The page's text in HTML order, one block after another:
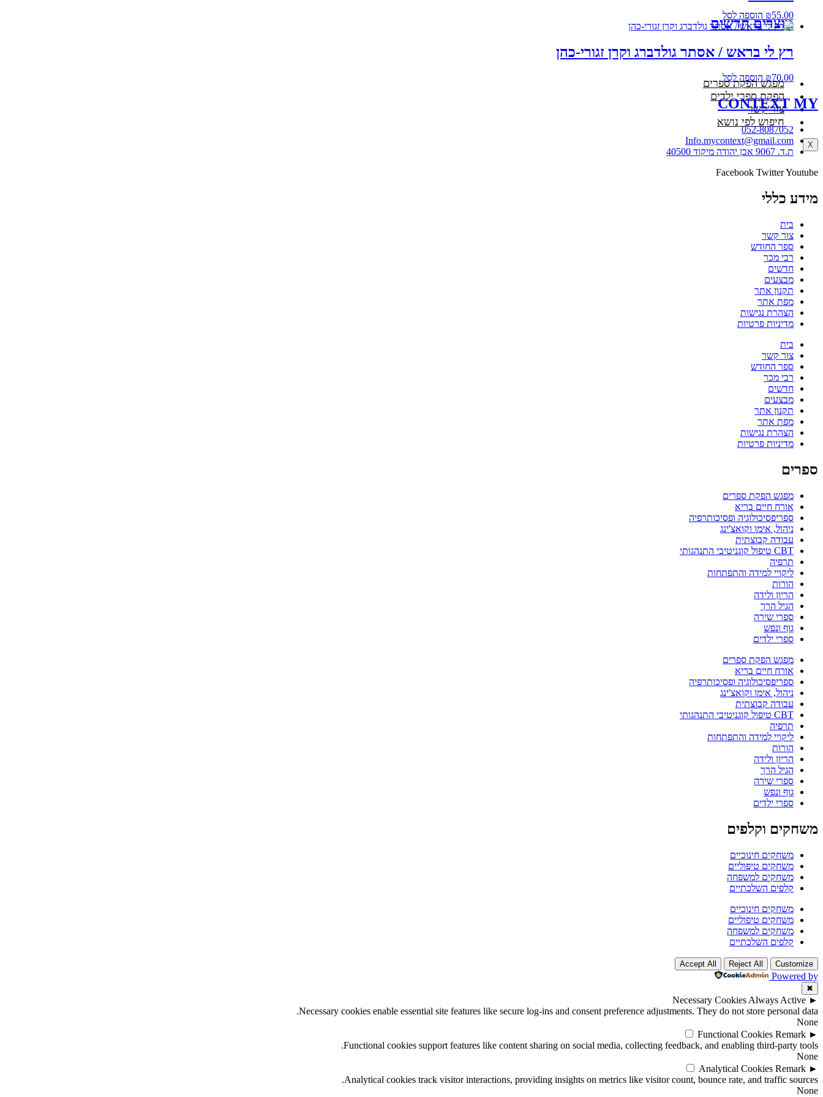
מוצרים חדשים
מפגש הפקת ספרים
הפקת ספרי ילדים
צור קשר
חיפוש לפי נושא
X
₪55.00 הוספה לסל
רץ לי בראש / אסתר גולדברג וקרן זגורי-כהן
₪70.00 הוספה לסל
CONTEXT MY
052-8087052
Info.mycontext@gmail.com
ת.ד. 9067 אבן יהודה מיקוד 40500
Facebook TwitterYoutube
מידע כללי
בית
צור קשר
ספר החודש
רבי מכר
חדשים
מבצעים
תקנון אתר
מפת אתר
הצהרת נגישות
מדיניות פרטיות
בית
צור קשר
ספר החודש
רבי מכר
חדשים
מבצעים
תקנון אתר
מפת אתר
הצהרת נגישות
מדיניות פרטיות
ספרים
מפגש הפקת ספרים
אורח חיים בריא
ספריפסיכולוגיה ופסיכותרפיה
ניהול, אימו וקואצ'ינג
עבודה קבוצתית
CBT טיפול קוגניטיבי התנהגותי
תרפיה
ליקויי למידה והתפתחות
הורות
הריון ולידה
הגיל הרך
ספרי שירה
גוף ונפש
ספרי ילדים
מפגש הפקת ספרים
אורח חיים בריא
ספריפסיכולוגיה ופסיכותרפיה
ניהול, אימו וקואצ'ינג
עבודה קבוצתית
CBT טיפול קוגניטיבי התנהגותי
תרפיה
ליקויי למידה והתפתחות
הורות
הריון ולידה
הגיל הרך
ספרי שירה
גוף ונפש
ספרי ילדים
משחקים וקלפים
משחקים חינוכיים
משחקים טיפוליים
משחקים למשפחה
קלפים השלכתיים
משחקים חינוכיים
משחקים טיפוליים
משחקים למשפחה
קלפים השלכתיים
Customize
Reject All
Accept All
Powered by
✖
►
Necessary Cookies Always Active
Necessary cookies enable essential site features like secure log-ins and consent preference adjustments. They do not store personal data.
None
►
Functional Cookies Remark
Functional cookies support features like content sharing on social media, collecting feedback, and enabling third-party tools.
None
►
Analytical Cookies Remark
Analytical cookies track visitor interactions, providing insights on metrics like visitor count, bounce rate, and traffic sources.
None